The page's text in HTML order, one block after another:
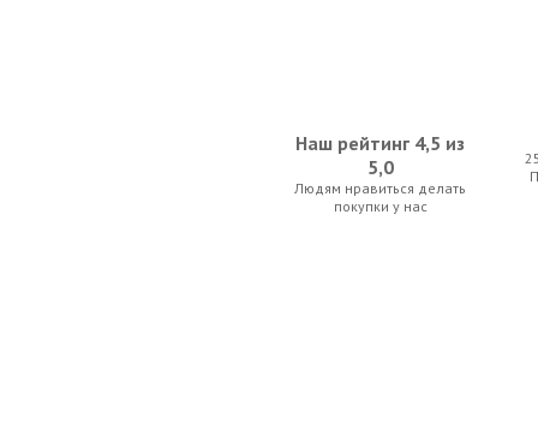
Guitarparts H40 B250K
Наш рейтинг 4,5 из
5,0
Людям нравиться делать
покупки у нас